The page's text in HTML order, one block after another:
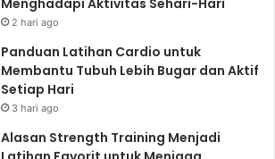
2 hari ago
Panduan Latihan Cardio untuk
Membantu Tubuh Lebih Bugar dan Aktif
Setiap Hari
3 hari ago
Alasan Strength Training Menjadi